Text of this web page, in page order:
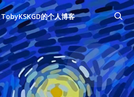
TobyKSKGD的个人博客